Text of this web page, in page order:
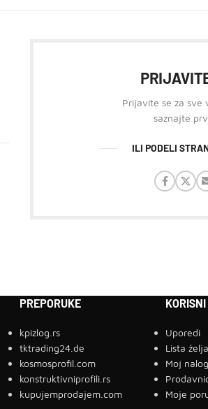
Prijavite se za sve
saznajte
ILI PODELI
PREPORUKE
kpizlog.rs
tktrading24.de
kosmosprofil.com
konstruktivniprofili.rs
kupujemprodajem.com
Uporedi
Lista želja
Moj nalog
Moje